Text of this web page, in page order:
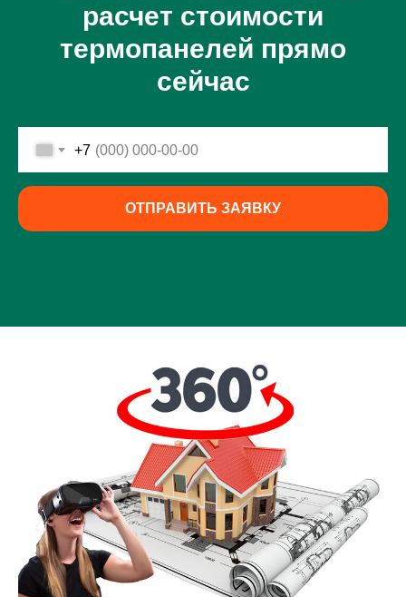
расчет стоимости
термопанелей прямо
сейчас
+7
ОТПРАВИТЬ ЗАЯВКУ